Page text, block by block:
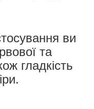
ви
та
гладкість